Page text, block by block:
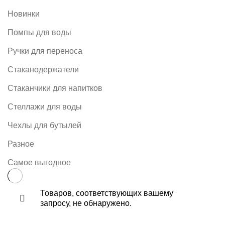
Новинки
Помпы для воды
Ручки для переноса
Стаканодержатели
Стаканчики для напитков
Стеллажи для воды
Чехлы для бутылей
Разное
Самое выгодное
Товаров, соответствующих вашему
запросу, не обнаружено.